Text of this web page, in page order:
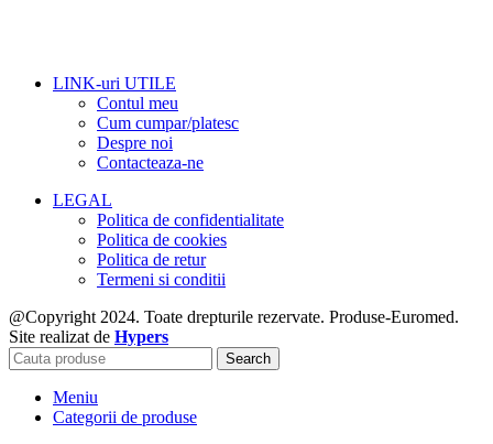
LINK-uri UTILE
Contul meu
Cum cumpar/platesc
Despre noi
Contacteaza-ne
LEGAL
Politica de confidentialitate
Politica de cookies
Politica de retur
Termeni si conditii
@Copyright 2024. Toate drepturile rezervate. Produse-Euromed.
Site realizat de Hypers
Search
Meniu
Categorii de produse